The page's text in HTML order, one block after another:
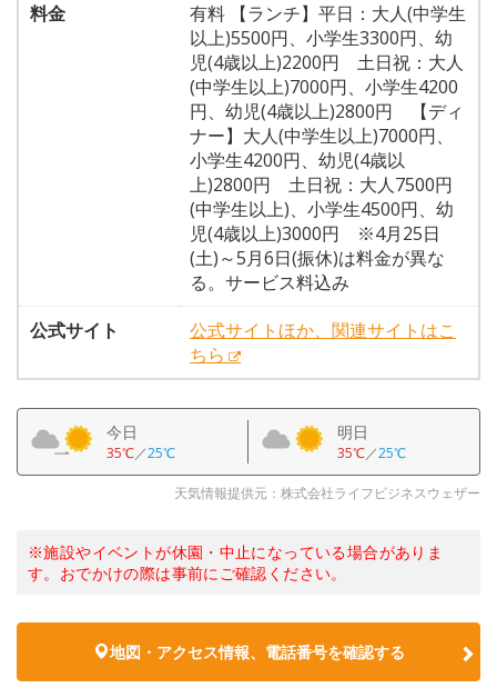
料金
有料 【ランチ】平日：大人(中学生
以上)5500円、小学生3300円、幼
児(4歳以上)2200円 土日祝：大人
(中学生以上)7000円、小学生4200
円、幼児(4歳以上)2800円 【ディ
ナー】大人(中学生以上)7000円、
小学生4200円、幼児(4歳以
上)2800円 土日祝：大人7500円
(中学生以上)、小学生4500円、幼
児(4歳以上)3000円 ※4月25日
(土)～5月6日(振休)は料金が異な
る。サービス料込み
公式サイト
公式サイトほか、関連サイトはこ
ちら
今日
35℃／25℃
明日
35℃／25℃
天気情報提供元：株式会社ライフビジネスウェザー
※施設やイベントが休園・中止になっている場合がありま
す。おでかけの際は事前にご確認ください。
地図・アクセス情報、電話番号を確認する